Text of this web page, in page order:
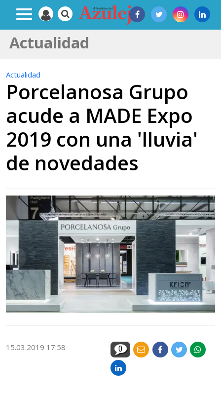
Actualidad
Actualidad
Porcelanosa Grupo
acude a MADE Expo
2019 con una 'lluvia'
de novedades
15.03.2019 17:58 0